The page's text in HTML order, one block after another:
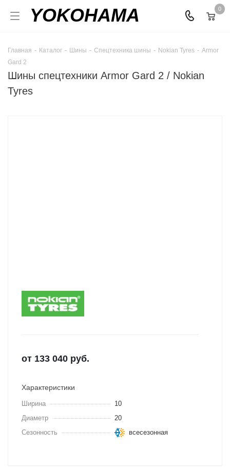
YOKOHAMA 0
Главная - Каталог - Шины - Спецтехника шины - Nokian Tyres - Armor
Gard 2
Шины спецтехники Armor Gard 2 / Nokian
Tyres
от 133 040 руб.
Характеристики
Ширина
10
Диаметр
20
Сезонность
всесезонная